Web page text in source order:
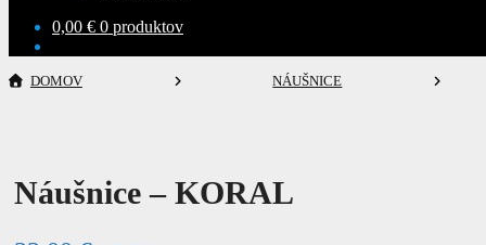
0,00 € 0 produktov
DOMOV NÁUŠNICE
Náušnice – KORAL